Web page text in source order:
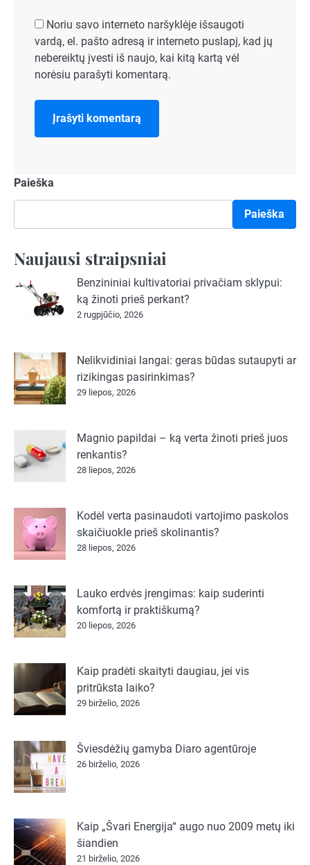
Noriu savo interneto naršyklėje išsaugoti
vardą, el. pašto adresą ir interneto puslapį, kad jų
nebereiktų įvesti iš naujo, kai kitą kartą vėl
norėsiu parašyti komentarą.
Paieška
Paieška
Naujausi straipsniai
Benzininiai kultivatoriai privačiam sklypui:
ką žinoti prieš perkant?
2 rugpjūčio, 2026
Nelikvidiniai langai: geras būdas sutaupyti ar
rizikingas pasirinkimas?
29 liepos, 2026
Magnio papildai – ką verta žinoti prieš juos
renkantis?
28 liepos, 2026
Kodėl verta pasinaudoti vartojimo paskolos
skaičiuokle prieš skolinantis?
28 liepos, 2026
Lauko erdvės įrengimas: kaip suderinti
komfortą ir praktiškumą?
20 liepos, 2026
Kaip pradėti skaityti daugiau, jei vis
pritrūksta laiko?
29 birželio, 2026
Šviesdėžių gamyba Diaro agentūroje
26 birželio, 2026
Kaip „Švari Energija“ augo nuo 2009 metų iki
šiandien
21 birželio, 2026